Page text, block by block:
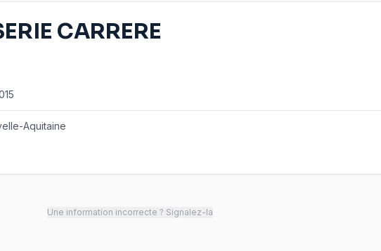
CARRERE
Aquitaine
Une information incorrecte ? Signalez-la